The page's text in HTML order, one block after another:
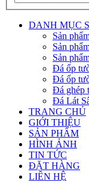
DANH MỤC
Sản
Sản
Sản
Đá ốp
Đá ốp
Đá ghép
Đá Lát
TRANG CHỦ
GIỚI THIỆU
SẢN PHẨM
HÌNH ẢNH
TIN TỨC
ĐẶT HÀNG
LIÊN HỆ